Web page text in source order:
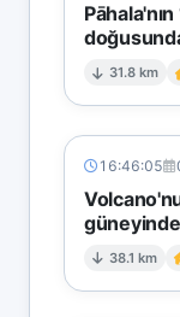
31.8 km
16:46:05
38.1 km